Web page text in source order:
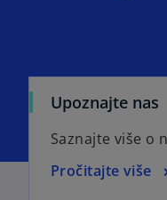
Upoznajte nas
Saznajte više o
Pročitajte više